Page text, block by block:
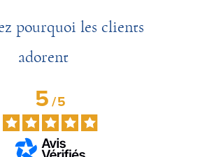
pourquoi les clients
adorent
5/5